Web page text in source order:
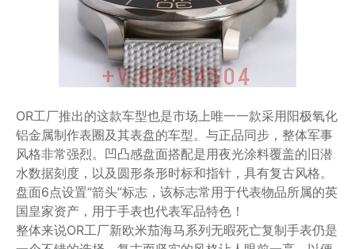
OR工厂推出的这款车型也是市场上唯一一款采用阳极氧化
铝金属制作表圈及其表盘的车型。与正品同步，整体军事
风格非常强烈。凹凸感盘面搭配是用夜光涂料覆盖的旧潜
水数据刻度，以及圆形条形时标和指针，具有复古风格。
盘面6点设置“箭头”标志，该标志常用于代表物品所属的英
国皇家资产，用于手表也代表军品特色！
整体来说OR工厂新欧米茄海马系列无暇死亡复制手表仍是